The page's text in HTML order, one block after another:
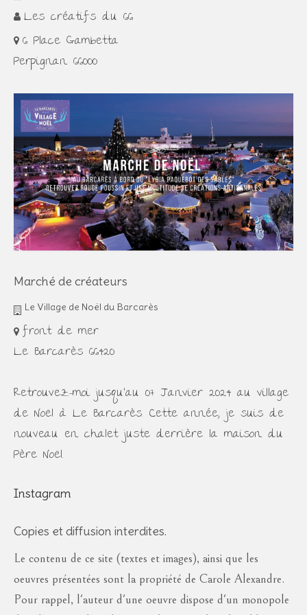
Les créatifs du 66
6 Place Gambetta
Perpignan 66000
Marché de créateurs
Le Village de Noël du Barcarès
front de mer
Le Barcarès 66420
Retrouvez-moi jusqu'au 07 Janvier 2024 au village
de Noël à Le Barcarès. Cette année, je suis de
nouveau en chalet juste derrière la maison du
Père Noël.
Instagram
Copies et diffusion interdites.
Le contenu de ce site (textes et images), ainsi que les
oeuvres présentées sont la propriété de Carole Alexandre.
Pour rappel, l'auteur d'une oeuvre dispose d'un monopole